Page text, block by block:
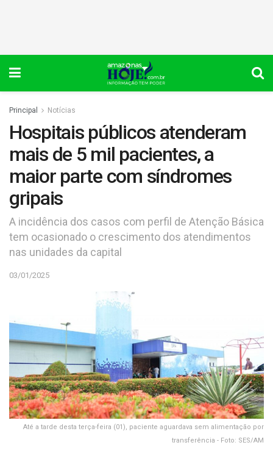
Principal Notícias
Hospitais públicos atenderam
mais de 5 mil pacientes, a
maior parte com síndromes
gripais
A incidência dos casos com perfil de Atenção Básica
tem ocasionado o crescimento dos atendimentos
nas unidades da capital
03/01/2025
Até a tarde desta terça-feira (01), paciente aguardava sem alimentação por
transferência - Foto: SES/AM